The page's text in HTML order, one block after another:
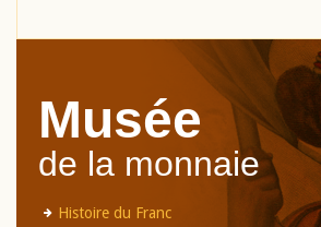
Musée
de la monnaie
Histoire du Franc